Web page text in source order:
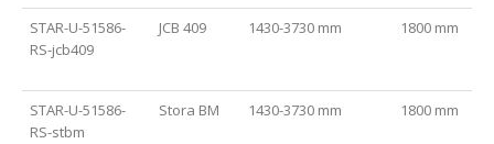
STAR-U-51586-
RS-jcb409
JCB 409 1430-3730 mm 1800 mm
STAR-U-51586-
RS-stbm
Stora BM 1430-3730 mm 1800 mm